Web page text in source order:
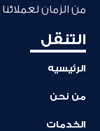
من الزمان
التنقل
الرئيسيه
من نحن
الخدمات